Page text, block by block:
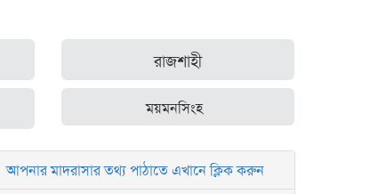
রাজশাহী
ময়মনসিংহ
আপনার মাদরাসার তথ্য পাঠাতে এখানে ক্লিক করুন